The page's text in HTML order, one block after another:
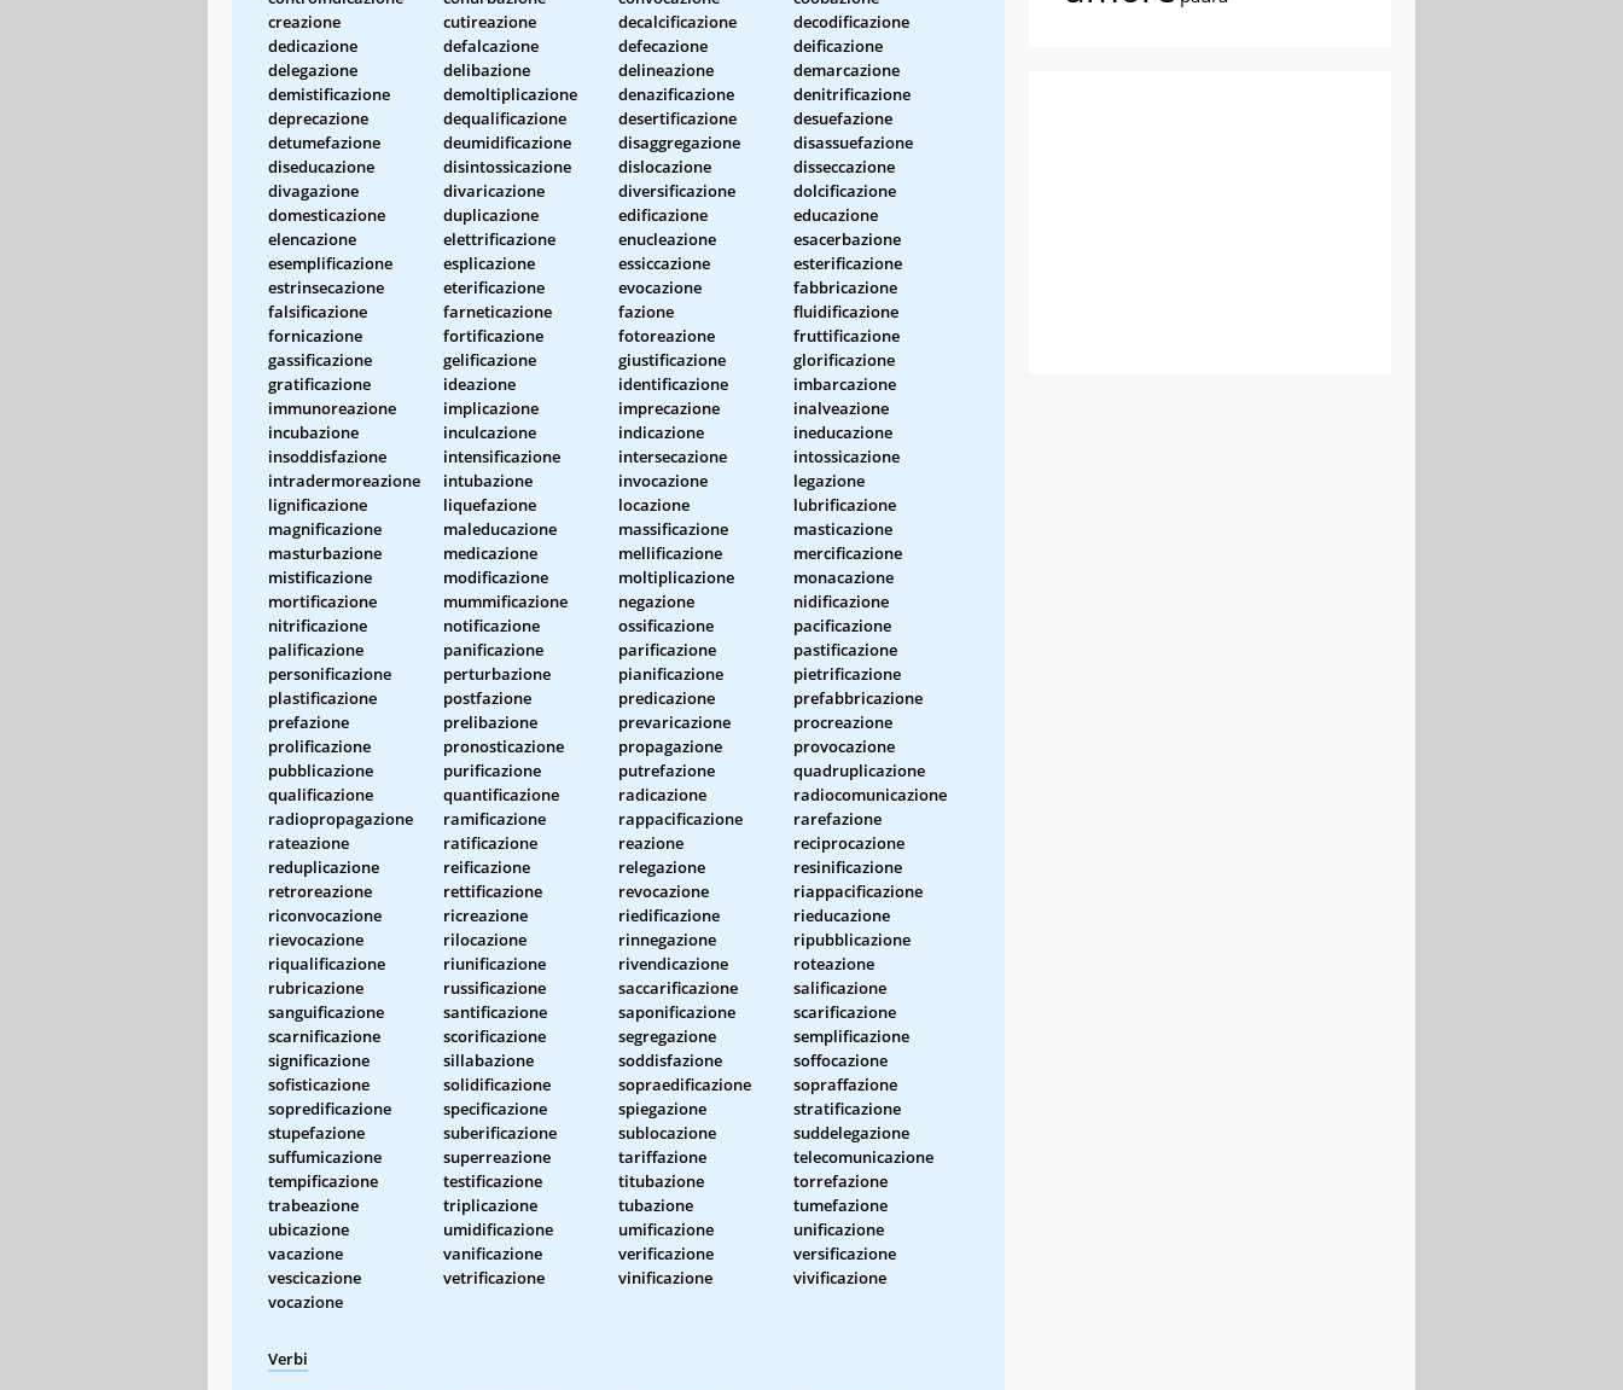
creazione
cutireazione decalcificazione
decodificazione
dedicazione
defalcazione defecazione
deificazione
delegazione
delibazione delineazione
demarcazione
demistificazione
demoltiplicazione denazificazione
denitrificazione
deprecazione
dequalificazione desertificazione
desuefazione
detumefazione
deumidificazione disaggregazione
disassuefazione
diseducazione
disintossicazione dislocazione
disseccazione
divagazione
divaricazione diversificazione
dolcificazione
domesticazione
duplicazione edificazione
educazione
elencazione
elettrificazione enucleazione
esacerbazione
esemplificazione
esplicazione essiccazione
esterificazione
estrinsecazione
eterificazione evocazione
fabbricazione
falsificazione
farneticazione fazione
fluidificazione
fornicazione
fortificazione fotoreazione
fruttificazione
gassificazione
gelificazione giustificazione
glorificazione
gratificazione
ideazione identificazione
imbarcazione
immunoreazione
implicazione imprecazione
inalveazione
incubazione
inculcazione indicazione
ineducazione
insoddisfazione
intensificazione intersecazione
intossicazione
intradermoreazione
intubazione invocazione
legazione
lignificazione
liquefazione locazione
lubrificazione
magnificazione
maleducazione massificazione
masticazione
masturbazione
medicazione mellificazione
mercificazione
mistificazione
modificazione moltiplicazione
monacazione
mortificazione
mummificazione negazione
nidificazione
nitrificazione
notificazione ossificazione
pacificazione
palificazione
panificazione parificazione
pastificazione
personificazione
perturbazione pianificazione
pietrificazione
plastificazione
postfazione predicazione
prefabbricazione
prefazione
prelibazione prevaricazione
procreazione
prolificazione
pronosticazione propagazione
provocazione
pubblicazione
purificazione putrefazione
quadruplicazione
qualificazione
quantificazione radicazione
radiocomunicazione
radiopropagazione
ramificazione rappacificazione
rarefazione
rateazione
ratificazione reazione
reciprocazione
reduplicazione
reificazione relegazione
resinificazione
retroreazione
rettificazione revocazione
riappacificazione
riconvocazione
ricreazione riedificazione
rieducazione
rievocazione
rilocazione rinnegazione
ripubblicazione
riqualificazione
riunificazione rivendicazione
roteazione
rubricazione
russificazione saccarificazione
salificazione
sanguificazione
santificazione saponificazione
scarificazione
scarnificazione
scorificazione segregazione
semplificazione
significazione
sillabazione soddisfazione
soffocazione
sofisticazione
solidificazione sopraedificazione
sopraffazione
sopredificazione
specificazione spiegazione
stratificazione
stupefazione
suberificazione sublocazione
suddelegazione
suffumicazione
superreazione tariffazione
telecomunicazione
tempificazione
testificazione titubazione
torrefazione
trabeazione
triplicazione tubazione
tumefazione
ubicazione
umidificazione umificazione
unificazione
vacazione
vanificazione verificazione
versificazione
vescicazione
vetrificazione vinificazione
vivificazione
vocazione
Verbi